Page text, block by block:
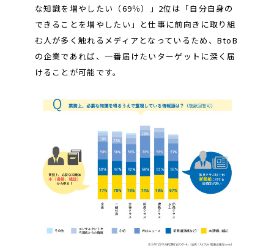
な知識を増やしたい（69％）」2位は「自分自身の
できることを増やしたい」と仕事に前向きに取り組
む人が多く触れるメディアとなっているため、BtoB
の企業であれば、一番届けたいターゲットに深く届
けることが可能です。